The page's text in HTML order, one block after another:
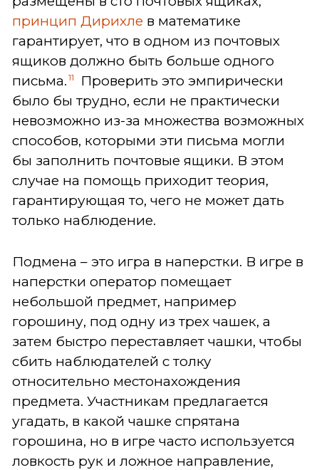
принцип Дирихле в математике
гарантирует, что в одном из почтовых
ящиков должно быть больше одного
письма. 11
Проверить это эмпирически
было бы трудно, если не практически
невозможно из-за множества возможных
способов, которыми эти письма могли
бы заполнить почтовые ящики. В этом
случае на помощь приходит теория,
гарантирующая то, чего не может дать
только наблюдение.
Подмена – это игра в наперстки. В игре в
наперстки оператор помещает
небольшой предмет, например
горошину, под одну из трех чашек, а
затем быстро переставляет чашки, чтобы
сбить наблюдателей с толку
относительно местонахождения
предмета. Участникам предлагается
угадать, в какой чашке спрятана
горошина, но в игре часто используется
ловкость рук и ложное направление,